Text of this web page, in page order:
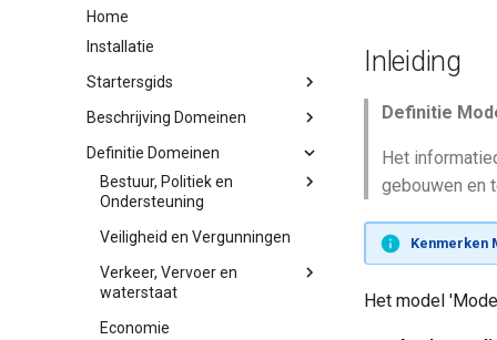
Home
Installatie
Startersgids
Inleiding
Vooraf
Waarom het GGM?
IV3
IV3 op het DGW-portaal
Start
Eerste Gebruik
Daarna Verder
Startersgids Miniconferentie
Beschrijving Domeinen
Inleiding
Bestuur, Politiek en
Ondersteuning
Burgerzaken
Veiligheid en Vergunningen
Verkeer, Vervoer en
waterstaat
Parkeren
Economie
Definitie Domeinen
Bestuur, Politiek en
Ondersteuning
Griffie
Veiligheid en Vergunningen
Verkeer, Vervoer en
waterstaat
Parkeren
Economie
Inleiding
Definitie
Het
gebouwen en
Kenmerken
Het model